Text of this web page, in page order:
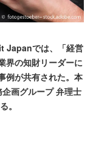
Japanでは、「経営
界の知財リーダーに
例が共有された。本
画グループ 弁理士
。